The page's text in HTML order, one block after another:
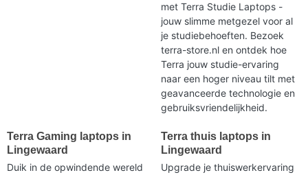
met Terra Studie Laptops -
jouw slimme metgezel voor al
je studiebehoeften. Bezoek
terra-store.nl en ontdek hoe
Terra jouw studie-ervaring
naar een hoger niveau tilt met
geavanceerde technologie en
gebruiksvriendelijkheid.
Terra Gaming laptops in
Lingewaard
Duik in de opwindende wereld
Terra thuis laptops in
Lingewaard
Upgrade je thuiswerkervaring